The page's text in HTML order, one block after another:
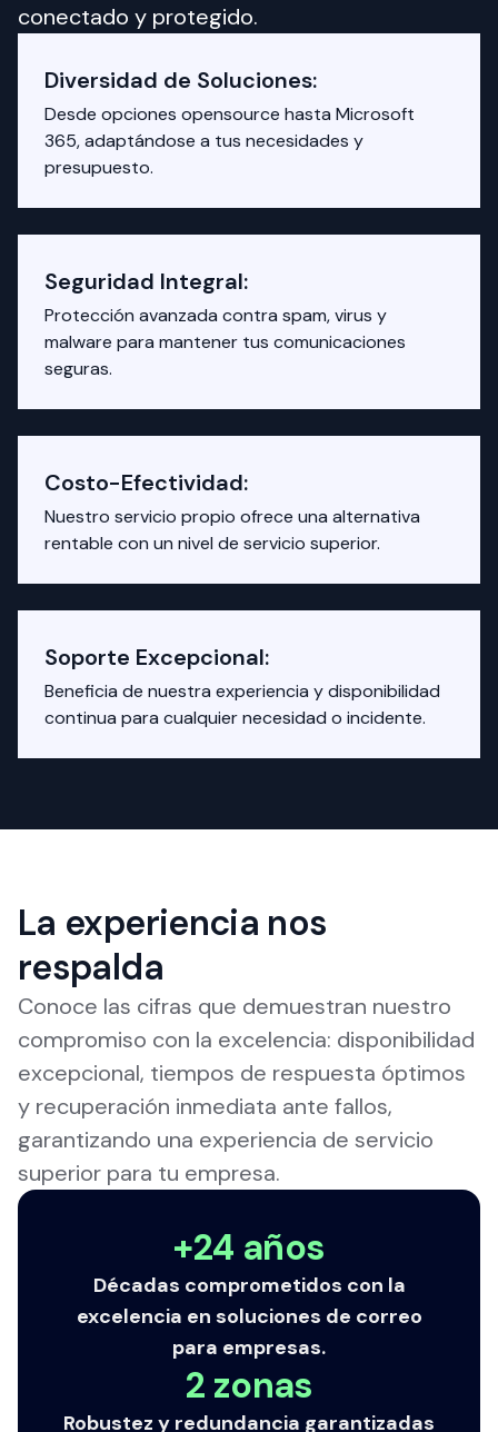
conectado y protegido.
Diversidad de Soluciones:
Desde opciones opensource hasta Microsoft
365, adaptándose a tus necesidades y
presupuesto.
Seguridad Integral:
Protección avanzada contra spam, virus y
malware para mantener tus comunicaciones
seguras.
Costo-Efectividad:
Nuestro servicio propio ofrece una alternativa
rentable con un nivel de servicio superior.
Soporte Excepcional:
Beneficia de nuestra experiencia y disponibilidad
continua para cualquier necesidad o incidente.
La experiencia nos
respalda
Conoce las cifras que demuestran nuestro
compromiso con la excelencia: disponibilidad
excepcional, tiempos de respuesta óptimos
y recuperación inmediata ante fallos,
garantizando una experiencia de servicio
superior para tu empresa.
+24 años
Décadas comprometidos con la
excelencia en soluciones de correo
para empresas.
2 zonas
Robustez y redundancia garantizadas